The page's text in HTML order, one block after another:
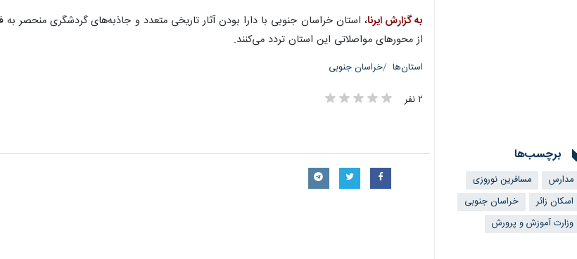
به گزارش ایرنا، استان خراسان جنوبی با دارا بودن آثار تاریخی متعدد و جاذبه‌های گردشگری منحصر
از محورهای مواصلاتی این استان تردد می‌کنند.
استان‌ها خراسان جنوبی
۲ نفر
برچسب‌ها
مدارس
مسافرین نوروزی
اسکان زائر
خراسان جنوبی
وزارت آموزش و پرورش